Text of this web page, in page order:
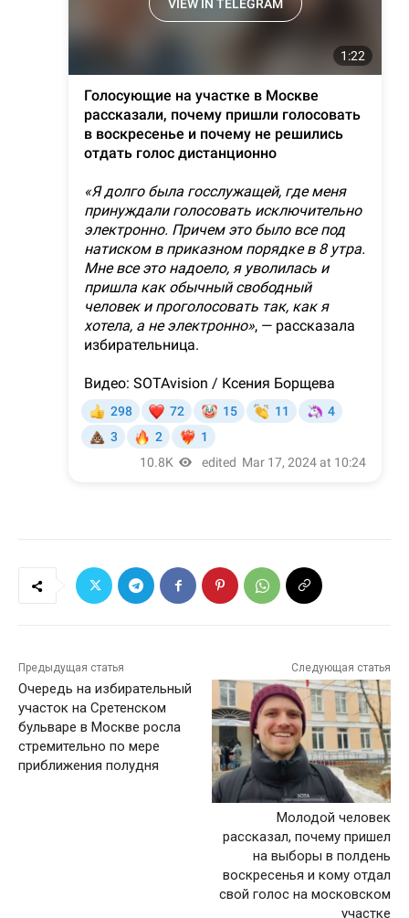
Предыдущая статья
Очередь на избирательный
участок на Сретенском
бульваре в Москве росла
стремительно по мере
приближения полудня
Следующая статья
Молодой человек
рассказал, почему пришел
на выборы в полдень
воскресенья и кому отдал
свой голос на московском
участке